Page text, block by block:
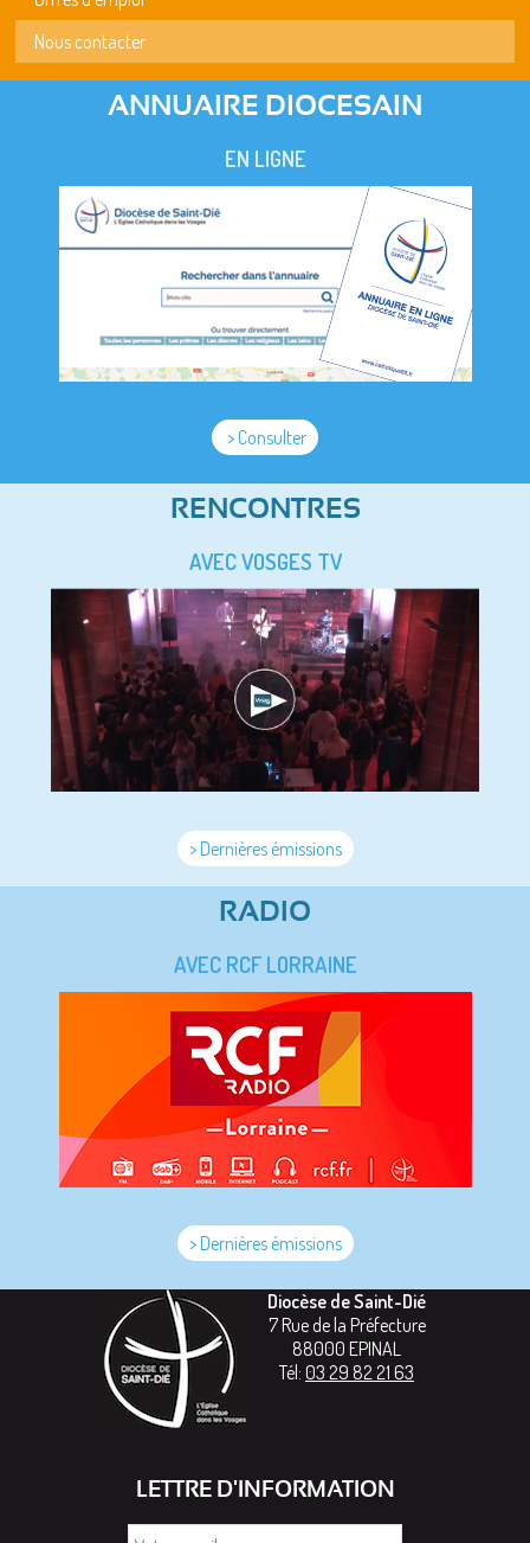
Nous contacter
ANNUAIRE DIOCESAIN
EN LIGNE
> Consulter
RENCONTRES
AVEC VOSGES TV
> Dernières émissions
RADIO
AVEC RCF LORRAINE
> Dernières émissions
Diocèse de Saint-Dié
7 Rue de la Préfecture
88000 EPINAL
Tél: 03 29 82 21 63
LETTRE D'INFORMATION